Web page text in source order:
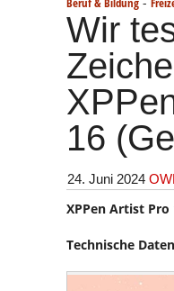
Wir
16
24. Juni 2024
XPPen Artist Pro
Technische Daten